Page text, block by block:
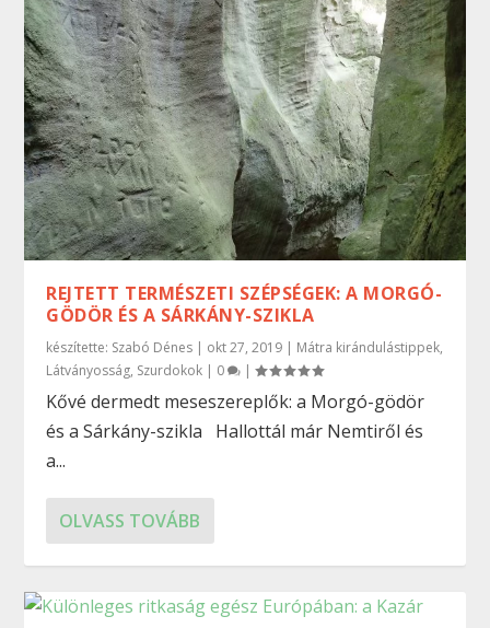
REJTETT TERMÉSZETI SZÉPSÉGEK: A MORGÓ-
GÖDÖR ÉS A SÁRKÁNY-SZIKLA
készítette: Szabó Dénes | okt 27, 2019 | Mátra kirándulástippek,
Látványosság, Szurdokok | 0 |
Kővé dermedt meseszereplők: a Morgó-gödör
és a Sárkány-szikla Hallottál már Nemtiről és
a...
OLVASS TOVÁBB